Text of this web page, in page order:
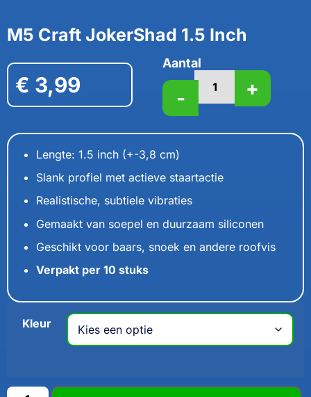
M5 Craft JokerShad 1.5 Inch
€ 3,99
Aantal
- +
Lengte: 1.5 inch (+-3,8 cm)
Slank profiel met actieve staartactie
Realistische, subtiele vibraties
Gemaakt van soepel en duurzaam siliconen
Geschikt voor baars, snoek en andere roofvis
Verpakt per 10 stuks
Kleur